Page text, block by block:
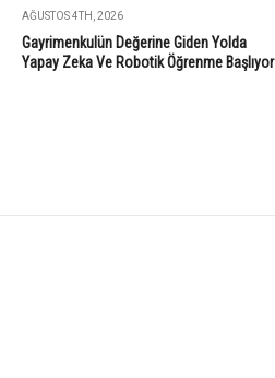
AĞUSTOS 4TH, 2026
Gayrimenkulün Değerine Giden Yolda
Yapay Zeka Ve Robotik Öğrenme Başlıyor